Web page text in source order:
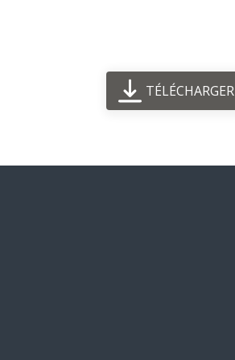
TÉLÉCHARGER